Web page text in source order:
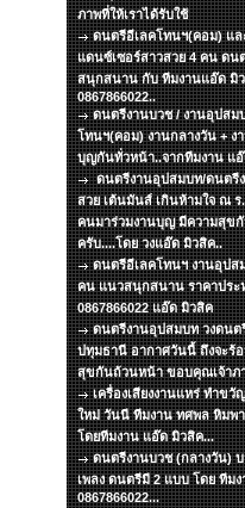
ภาพที่ให้เราได้รับใช้
ดนตรีอีเลคโทนฯ(คอม) แล
แดนซ์เซอร์สาวสวย 4 คน ดน
สนุกสนาน กับ ทีมงานแอ๊ด มิ
0867866022..
ดนตรีงานบวช / งานอุปสม
โทนฯ(คอม) งานกลางวัน + ง
บุญกันทั่วหน้า..จากทีมงาน แ
ดนตรีงานอุปสมบท/ดนตรี
สวย เต้นมันส์ เกินห้ามใจ ณ
คนมาร่วมงานบุญ มีความสุข
ครับ....โดย วงแอ๊ด มิวสิค..
ดนตรีอีเลคโทนฯ งานอุปส
คน แนวสนุกสนาน ราคาประ
0867866022 แอ๊ด มิวสิค
ดนตรีงานอุปสมบท วงดน
ปทุมธานี อากาศวันนี้ ถึงจะร้
สุขกันถ้วนหน้า ขอบคุณเจ้าภ
เครื่องเสียงงานแหร่ ทำข
ใหม่ วันนี ทีมงาน ทศพล หิมพ
โดยทีมงาน แอ๊ด มิวสิค...
ดนตรีงานบวช (กลางวัน) บ
เพลง ดนตรีมี 2 แบบ โดย ทีม
0867866022...